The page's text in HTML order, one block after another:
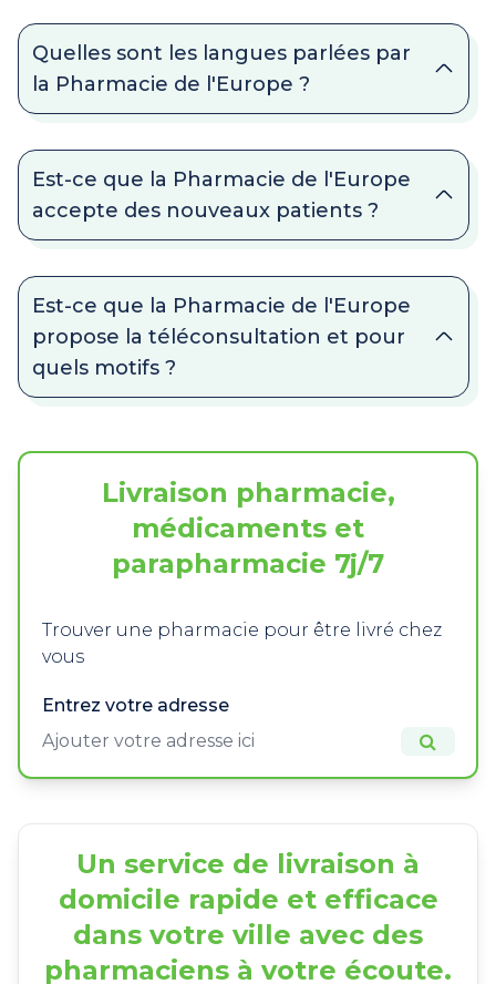
Quelles sont les langues parlées par
la Pharmacie de l'Europe ?
Est-ce que la Pharmacie de l'Europe
accepte des nouveaux patients ?
Est-ce que la Pharmacie de l'Europe
propose la téléconsultation et pour
quels motifs ?
Livraison pharmacie,
médicaments et
parapharmacie 7j/7
Trouver une pharmacie pour être livré chez
vous
Entrez votre adresse
Un service de livraison à
domicile rapide et efficace
dans votre ville avec des
pharmaciens à votre écoute.